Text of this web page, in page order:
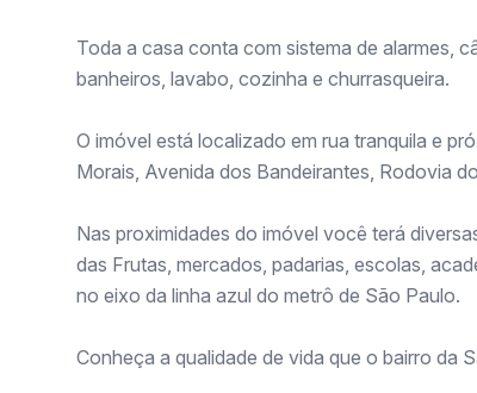
Toda a casa conta com sistema de alarmes,
banheiros, lavabo, cozinha e churrasqueira.
O imóvel está localizado em rua tranquila e
Morais, Avenida dos Bandeirantes, Rodovia
Nas proximidades do imóvel você terá
das Frutas, mercados, padarias, escolas,
no eixo da linha azul do metrô de São Paulo.
Conheça a qualidade de vida que o bairro da